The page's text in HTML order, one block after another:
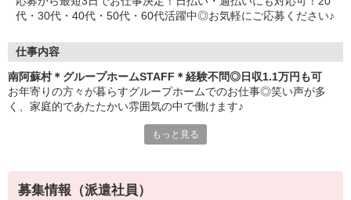
代・30代・40代・50代・60代活躍中◎お気軽にご応募ください♪
仕事内容
南阿蘇村＊グループホームSTAFF＊経験不問◎日収1.1万円も可
お年寄りの方々が暮らすグループホームでのお仕事◎笑い声が多
く、家庭的であたたかい雰囲気の中で働けます♪
・食事や入浴などの介助
・外出の付き添い
もっと見る
募集情報（派遣社員）